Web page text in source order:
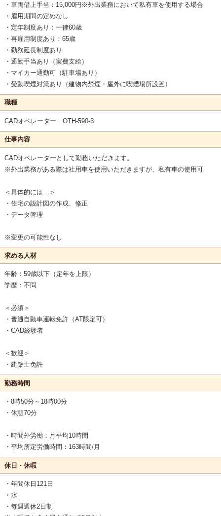
・車両借上手当：15,000円※外出業務において私有車を使用する場合
・雇用期間の定めなし
・定年制度あり：一律60歳
・再雇用制度あり：65歳
・勤務延長制度あり
・通勤手当あり（実費支給）
・マイカー通勤可（駐車場あり）
・受動喫煙対策あり（建物内禁煙・屋外に喫煙場所設置）
職種
CADオペレーター OTH-590-3
仕事内容
CADオペレーターとして勤務いただきます。
※外出業務がある際は社用車を使用いただきますが、私有車の使用可
＜具体的には…＞
・住宅の設計図の作成、修正
・データ管理
※変更の可能性なし
求める人材
年齢：59歳以下（定年を上限）
学歴：不問
＜必須＞
・普通自動車運転免許（AT限定可）
・CAD経験者
＜歓迎＞
・建築士免許
勤務時間
・8時50分～18時00分
・休憩70分
・時間外労働：月平均10時間
・平均所定労働時間：163時間/月
休日・休暇
・年間休日121日
・水
・毎週週休2日制